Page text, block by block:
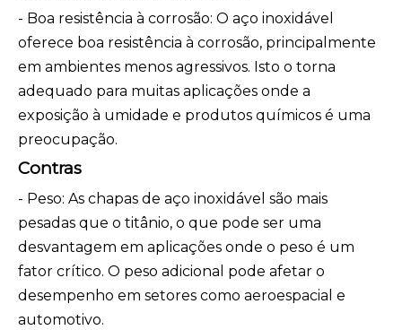
- Boa resistência à corrosão: O aço inoxidável
oferece boa resistência à corrosão, principalmente
em ambientes menos agressivos. Isto o torna
adequado para muitas aplicações onde a
exposição à umidade e produtos químicos é uma
preocupação.
Contras
- Peso: As chapas de aço inoxidável são mais
pesadas que o titânio, o que pode ser uma
desvantagem em aplicações onde o peso é um
fator crítico. O peso adicional pode afetar o
desempenho em setores como aeroespacial e
automotivo.